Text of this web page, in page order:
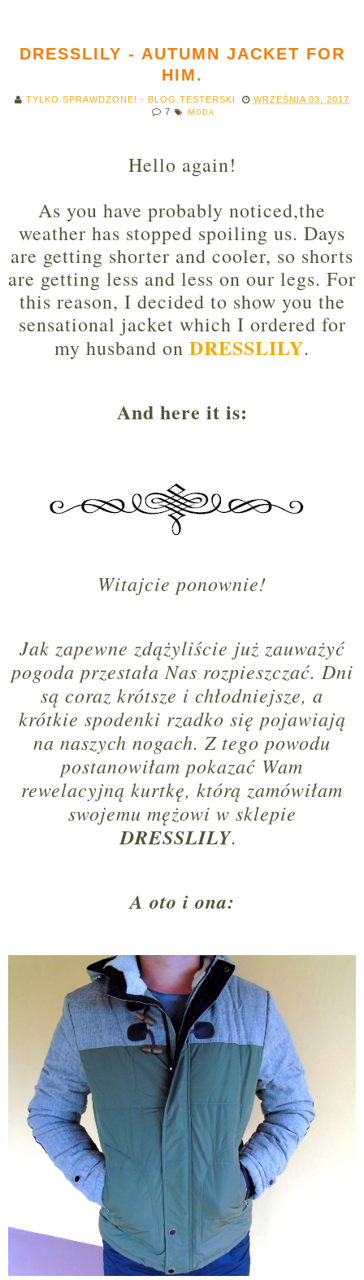
DRESSLILY - AUTUMN JACKET FOR
HIM.
TYLKO SPRAWDZONE! - BLOG TESTERSKI
WRZEŚNIA 03, 2017
7
MODA
Hello again!
As you have probably noticed,the
weather has stopped spoiling us. Days
are getting shorter and cooler, so shorts
are getting less and less on our legs. For
this reason, I decided to show you the
sensational jacket which I ordered for
my husband on DRESSLILY.
And here it is:
Witajcie ponownie!
Jak zapewne zdążyliście już zauważyć
pogoda przestała Nas rozpieszczać. Dni
są coraz krótsze i chłodniejsze, a
krótkie spodenki rzadko się pojawiają
na naszych nogach. Z tego powodu
postanowiłam pokazać Wam
rewelacyjną kurtkę, którą zamówiłam
swojemu mężowi w sklepie
DRESSLILY.
A oto i ona: